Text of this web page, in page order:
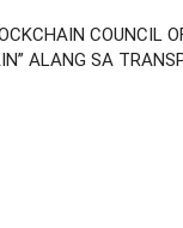
COUNCIL
ALANG SA